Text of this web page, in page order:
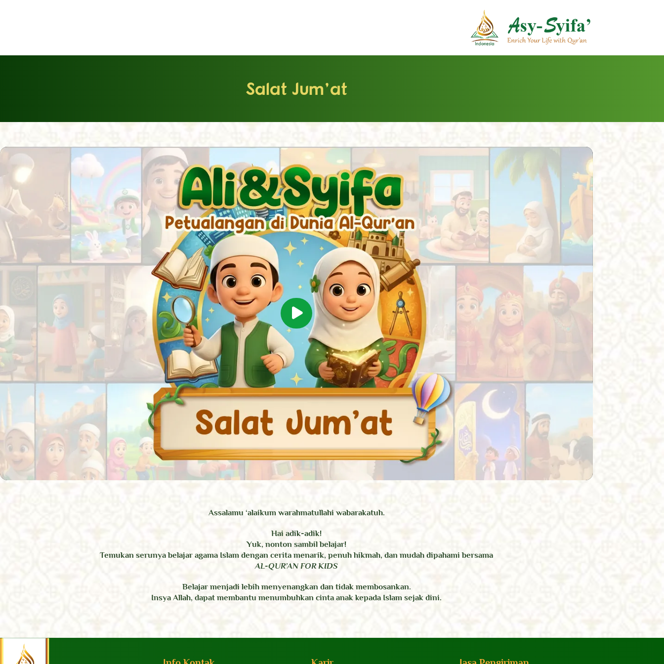
Salat Jum’at
Assalamu ‘alaikum warahmatullahi wabarakatuh.
Hai adik-adik!
Yuk, nonton sambil belajar!
Temukan serunya belajar agama Islam dengan cerita menarik, penuh hikmah, dan mudah dipahami bersama
AL-QUR’AN FOR KIDS
Belajar menjadi lebih menyenangkan dan tidak membosankan.
Insya Allah, dapat membantu menumbuhkan cinta anak kepada Islam sejak dini.